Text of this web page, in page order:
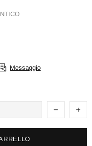
Messaggio